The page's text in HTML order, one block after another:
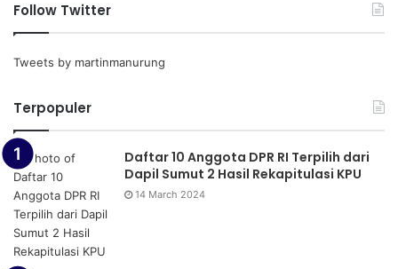
Follow Twitter
Tweets by martinmanurung
Terpopuler
Daftar 10 Anggota DPR RI Terpilih dari
Dapil Sumut 2 Hasil Rekapitulasi KPU
14 March 2024